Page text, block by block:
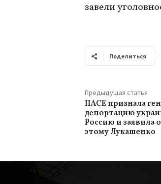
завели
Поделиться
Предыдущая статья
ПАСЕ признала
депортацию
Россию и заявила
этому Лукашенко